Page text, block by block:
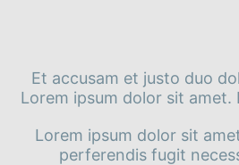
Et accusam et justo duo
Lorem ipsum dolor sit
Lorem ipsum dolor sit
perferendis fugit